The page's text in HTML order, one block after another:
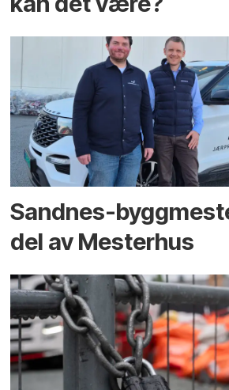
Sandnes-
del av Mesterhus